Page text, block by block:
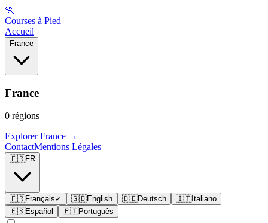
🏃
Courses à Pied
Accueil
France
France
0 régions
Explorer France →
ContactMentions Légales
🇫🇷FR
🇫🇷Français ✓ 🇬🇧English 🇩🇪Deutsch 🇮🇹Italiano
🇪🇸Español 🇵🇹Português